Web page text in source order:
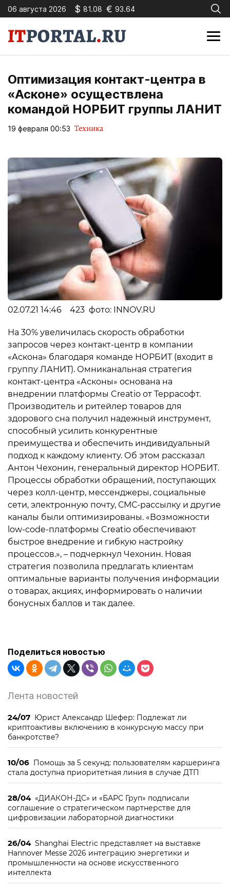
06 августа 2026 $ 81.08 € 93.64
Оптимизация контакт-центра в
«Асконе» осуществлена
командой НОРБИТ группы ЛАНИТ
19 февраля 00:53 Техника
02.07.21 14:46 423 фото: INNOV.RU
На 30% увеличилась скорость обработки
запросов через контакт-центр в компании
«Аскона» благодаря команде НОРБИТ (входит в
группу ЛАНИТ). Омниканальная стратегия
контакт-центра «Асконы» основана на
внедрении платформы Creatio от Террасофт.
Производитель и ритейлер товаров для
здорового сна получил надежный инструмент,
способный усилить конкурентные
преимущества и обеспечить индивидуальный
подход к каждому клиенту. Об этом рассказал
Антон Чехонин, генеральный директор НОРБИТ.
Процессы обработки обращений, поступающих
через колл-центр, мессенджеры, социальные
сети, электронную почту, СМС-рассылку и другие
каналы были оптимизированы. «Возможности
low-code-платформы Creatio обеспечивают
быстрое внедрение и гибкую настройку
процессов.», – подчеркнул Чехонин. Новая
стратегия позволила предлагать клиентам
оптимальные варианты получения информации
о товарах, акциях, информировать о наличии
бонусных баллов и так далее.
Поделиться новостью
Лента новостей
24/07 Юрист Александр Шефер: Подлежат ли
криптоактивы включению в конкурсную массу при
банкротстве?
10/06 Помощь за 5 секунд: пользователям каршеринга
стала доступна приоритетная линия в случае ДТП
28/04 «ДИАКОН-ДС» и «БАРС Груп» подписали
соглашение о стратегическом партнерстве для
цифровизации лабораторной диагностики
26/04 Shanghai Electric представляет на выставке
Hannover Messe 2026 интеграцию энергетики и
промышленности на основе искусственного
интеллекта